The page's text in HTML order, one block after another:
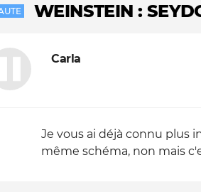
La vie du site
WEINSTEIN :
Carla
Je vous ai déjà connu plus
même schéma, non mais